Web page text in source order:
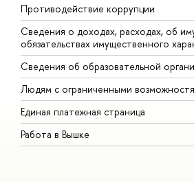
Противодействие коррупции
Сведения о доходах, расходах, об
обязательствах имущественного
Сведения об образовательной
Людям с ограниченными
Единая платежная страница
Работа в Вышке